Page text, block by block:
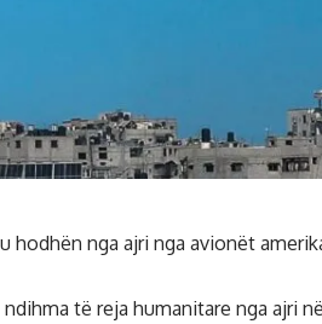
hodhën nga ajri nga avionët
të reja humanitare nga ajri